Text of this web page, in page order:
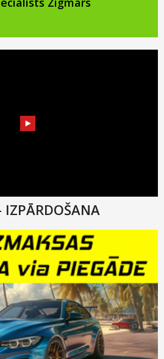
IZPĀRDOŠANA